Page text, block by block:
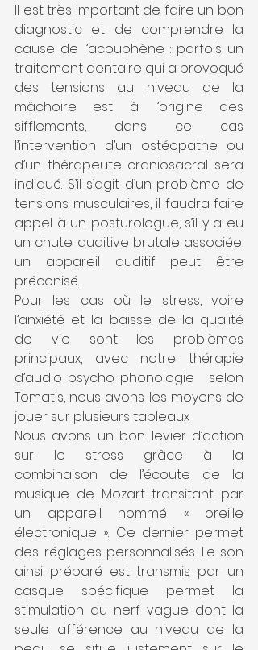
Il est très important de faire un bon
diagnostic et de comprendre la
cause de l’acouphène : parfois un
traitement dentaire qui a provoqué
des tensions au niveau de la
mâchoire est à l’origine des
sifflements, dans ce cas
l’intervention d’un ostéopathe ou
d’un thérapeute craniosacral sera
indiqué. S’il s’agit d’un problème de
tensions musculaires, il faudra faire
appel à un posturologue, s’il y a eu
un chute auditive brutale associée,
un appareil auditif peut être
préconisé.
Pour les cas où le stress, voire
l’anxiété et la baisse de la qualité
de vie sont les problèmes
principaux, avec notre thérapie
d’audio-psycho-phonologie selon
Tomatis, nous avons les moyens de
jouer sur plusieurs tableaux :
Nous avons un bon levier d’action
sur le stress grâce à la
combinaison de l’écoute de la
musique de Mozart transitant par
un appareil nommé « oreille
électronique ». Ce dernier permet
des réglages personnalisés. Le son
ainsi préparé est transmis par un
casque spécifique permet la
stimulation du nerf vague dont la
seule afférence au niveau de la